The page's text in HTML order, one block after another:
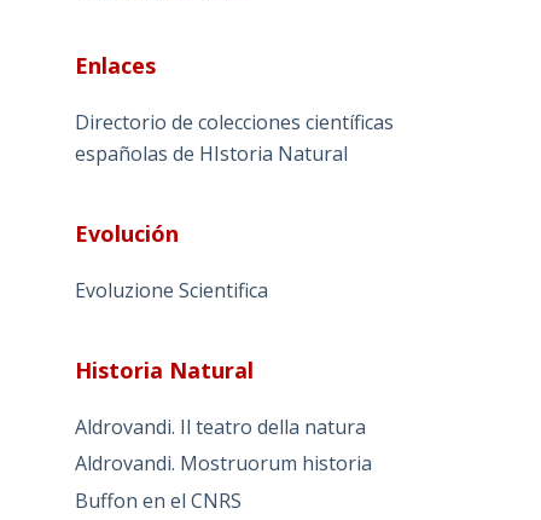
Nature's Place in Victorian Culture
Robert Mackenzie Beverley.. The
Darwinian Theory of the Transmutation of
Tom Bethel Darwin's Mistake (1976)
Wainwright Science
Enlaces
Directorio de colecciones científicas
españolas de HIstoria Natural